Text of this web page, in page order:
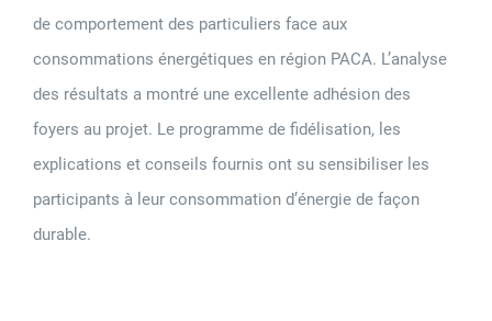
de comportement des particuliers face aux
consommations énergétiques en région PACA. L’analyse
des résultats a montré une excellente adhésion des
foyers au projet. Le programme de fidélisation, les
explications et conseils fournis ont su sensibiliser les
participants à leur consommation d’énergie de façon
durable.